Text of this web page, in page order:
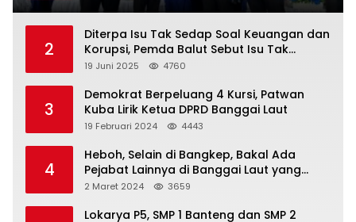
2
Diterpa Isu Tak Sedap Soal Keuangan dan
Korupsi, Pemda Balut Sebut Isu Tak
Berdasar
19 Juni 2025 4760
3
Demokrat Berpeluang 4 Kursi, Patwan
Kuba Lirik Ketua DPRD Banggai Laut
19 Februari 2024 4443
4
Heboh, Selain di Bangkep, Bakal Ada
Pejabat Lainnya di Banggai Laut yang
Bakal di Ciduk, Bagini Kata Kapolres!
2 Maret 2024 3659
Lokarya P5, SMP 1 Banteng dan SMP 2